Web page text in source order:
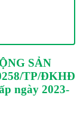
SẢN
TP/ĐKHĐ
ngày 2023-